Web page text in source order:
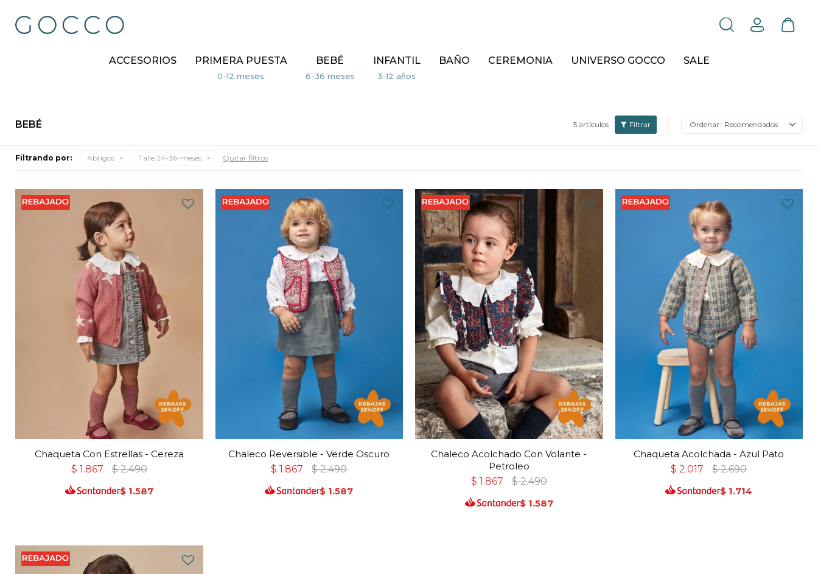
ACCESORIOS PRIMERA PUESTA BEBÉ INFANTIL BAÑO CEREMONIA UNIVERSO GOCCO SALE
BEBÉ 5 artículos Recomendados
Filtrando por: Abrigos Talle 24-36-meses Quitar filtros
Chaqueta Con Estrellas - Cereza
$ 1.867 $ 2.490
$ 1.587
Chaleco Reversible - Verde Oscuro
$ 1.867 $ 2.490
$ 1.587
Chaleco Acolchado Con Volante -
Petroleo
$ 1.867 $ 2.490
$ 1.587
Chaqueta Acolchada - Azul Pato
$ 2.017 $ 2.690
$ 1.714